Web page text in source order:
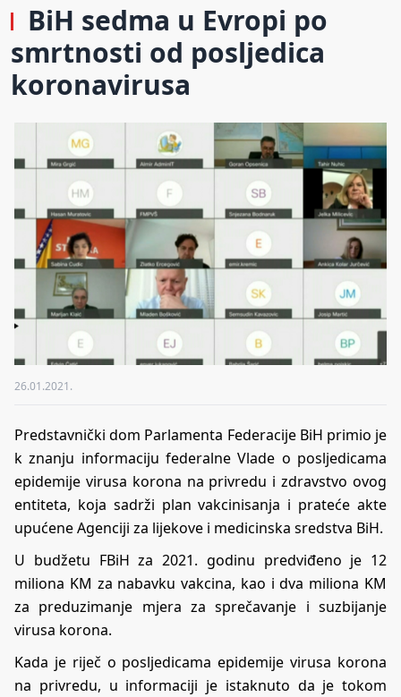
BiH sedma u Evropi po
smrtnosti od posljedica
koronavirusa
26.01.2021.
Predstavnički dom Parlamenta Federacije BiH primio je
k znanju informaciju federalne Vlade o posljedicama
epidemije virusa korona na privredu i zdravstvo ovog
entiteta, koja sadrži plan vakcinisanja i prateće akte
upućene Agenciji za lijekove i medicinska sredstva BiH.
U budžetu FBiH za 2021. godinu predviđeno je 12
miliona KM za nabavku vakcina, kao i dva miliona KM
za preduzimanje mjera za sprečavanje i suzbijanje
virusa korona.
Kada je riječ o posljedicama epidemije virusa korona
na privredu, u informaciji je istaknuto da je tokom